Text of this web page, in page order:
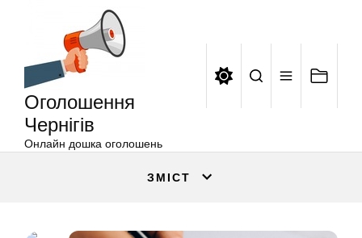
Оголошення
Чернігів
Онлайн дошка оголошень
ЗМІСТ